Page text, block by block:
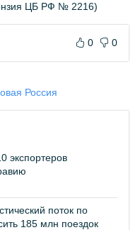
ЦБ РФ № 2216)
0 0
Россия
экспортеров
поток по
185 млн поездок